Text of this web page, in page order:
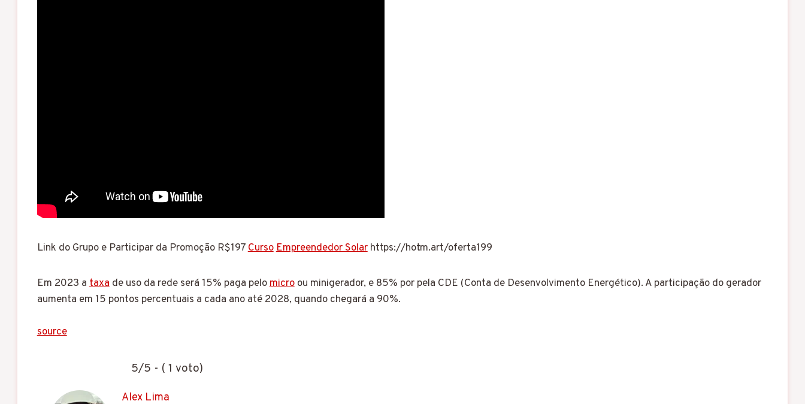
Link do Grupo e Participar da Promoção R$197CursoEmpreendedor Solarhttps://hotm.art/oferta199
Em 2023 ataxade uso da rede será 15% paga pelomicroou minigerador, e 85% por pela CDE (Conta de Desenvolvimento Energético). A participação do gerador
aumenta em 15 pontos percentuais a cada ano até 2028, quando chegará a 90%.
source
5/5 - ( 1 voto)
Alex Lima